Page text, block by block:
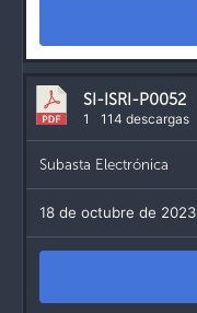
SI-ISRI-P0052
1 114 descargas
Subasta Electrónica
18 de octubre de 2023